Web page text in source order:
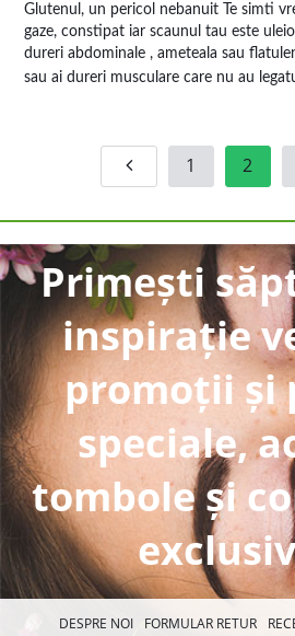
Glutenul, un pericol nebanuit Te simti
gaze, constipat iar scaunul tau este
dureri abdominale , ameteala sau
sau ai dureri musculare care nu au
1 2
Primești
inspirație
promoții și
speciale,
tombole și
DESPRE NOI FORMULAR RETUR